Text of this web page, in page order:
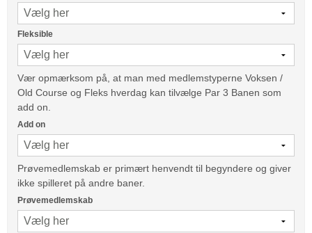
Fleksible
Vær opmærksom på, at man med medlemstyperne Voksen /
Old Course og Fleks hverdag kan tilvælge Par 3 Banen som
add on.
Add on
Prøvemedlemskab er primært henvendt til begyndere og giver
ikke spilleret på andre baner.
Prøvemedlemskab